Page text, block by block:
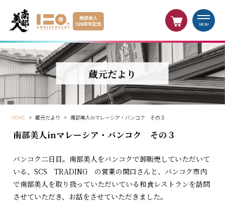
MENU
蔵元だより
HOME > 蔵元だより > 南部美人inマレーシア・バンコク その３
南部美人inマレーシア・バンコク その３
バンコク二日目。南部美人をバンコクで卸販売していただいて
いる、SCS TRADING の営業の関口さんと、バンコク市内
で南部美人を取り扱っていただいている和食レストランを訪問
させていただき、お話をさせていただきました。